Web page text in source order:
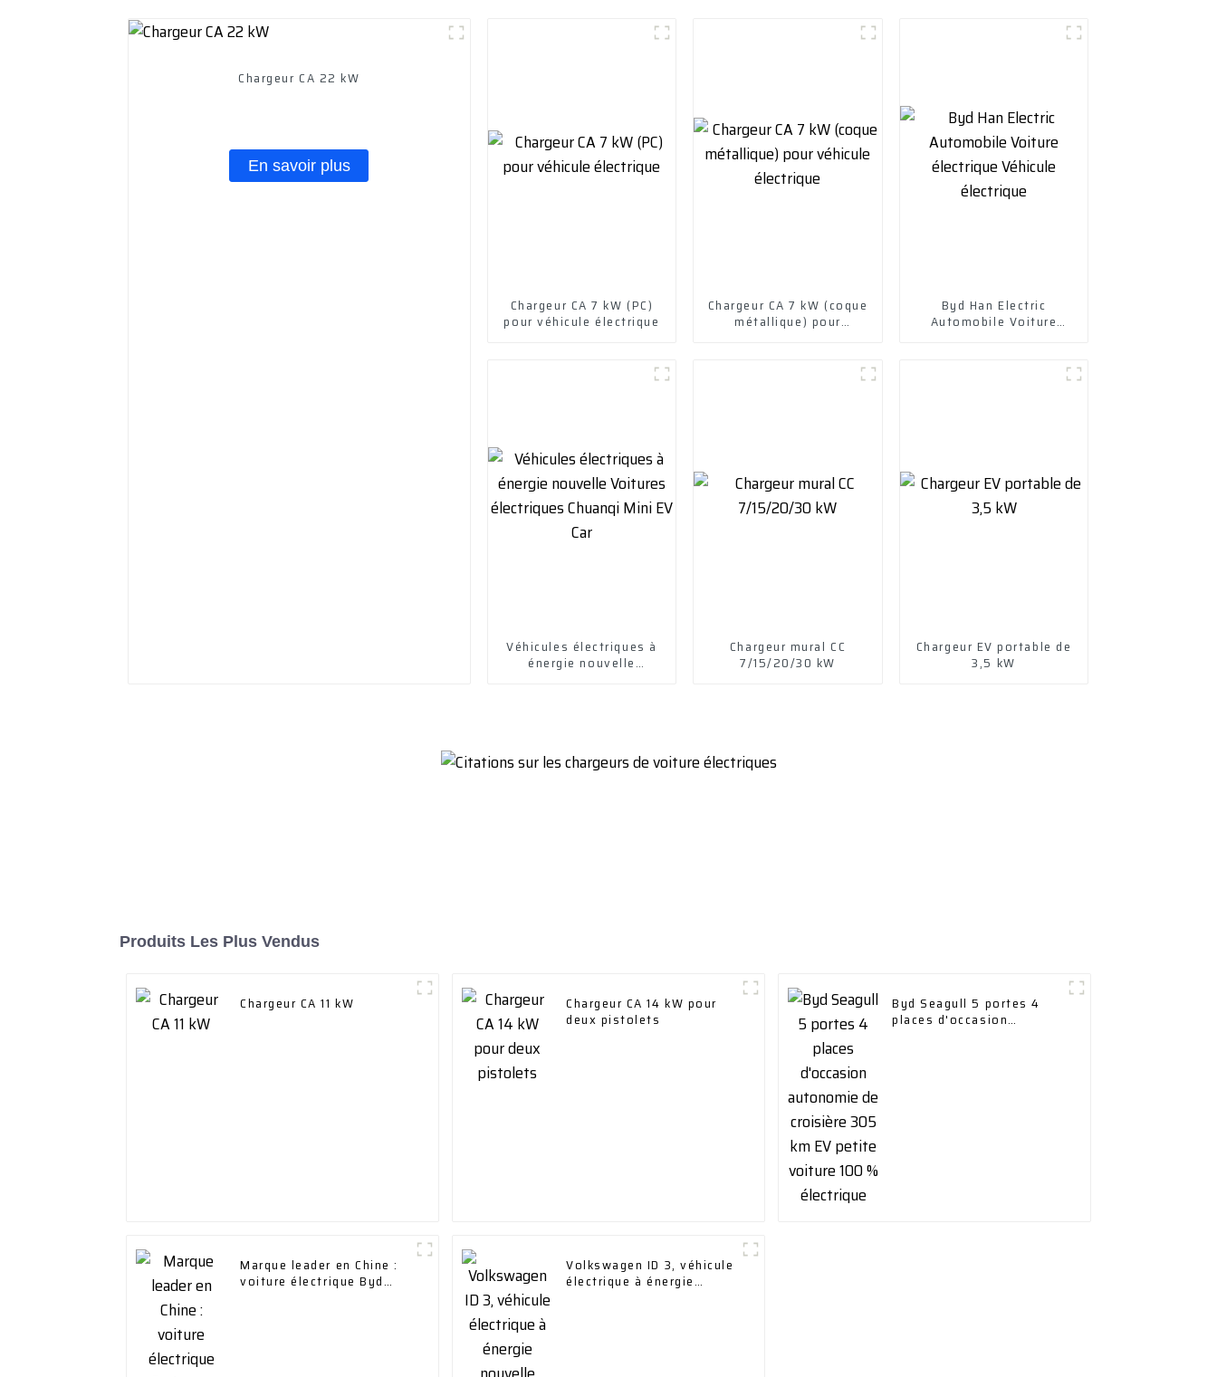
Chargeur CA 22 kW
En savoir plus
Chargeur CA 7 kW (PC)
pour véhicule électrique
Chargeur CA 7 kW (coque
métallique) pour
Byd Han Electric
Automobile Voiture
Véhicules électriques à
énergie nouvelle
Chargeur mural CC
7/15/20/30 kW
Chargeur EV portable de
3,5 kW
Produits Les Plus Vendus
Chargeur CA 11 kW
Chargeur CA 14 kW pour
deux pistolets
Byd Seagull 5 portes 4
places d'occasion
Marque leader en Chine :
voiture électrique Byd
Volkswagen ID 3, véhicule
électrique à énergie